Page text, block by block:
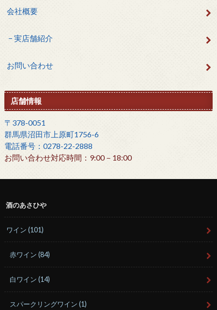
会社概要
実店舗紹介
お問い合わせ
店舗情報
〒378-0051
群馬県沼田市上原町1756-6
電話番号：0278-22-2888
お問い合わせ対応時間：9:00－18:00
酒のあさひや
ワイン(101)
赤ワイン(84)
白ワイン(14)
スパークリングワイン(1)